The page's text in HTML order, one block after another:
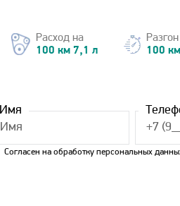
Расход на
100 км 7,1 л
100
Имя
Согласен на обработку персональных